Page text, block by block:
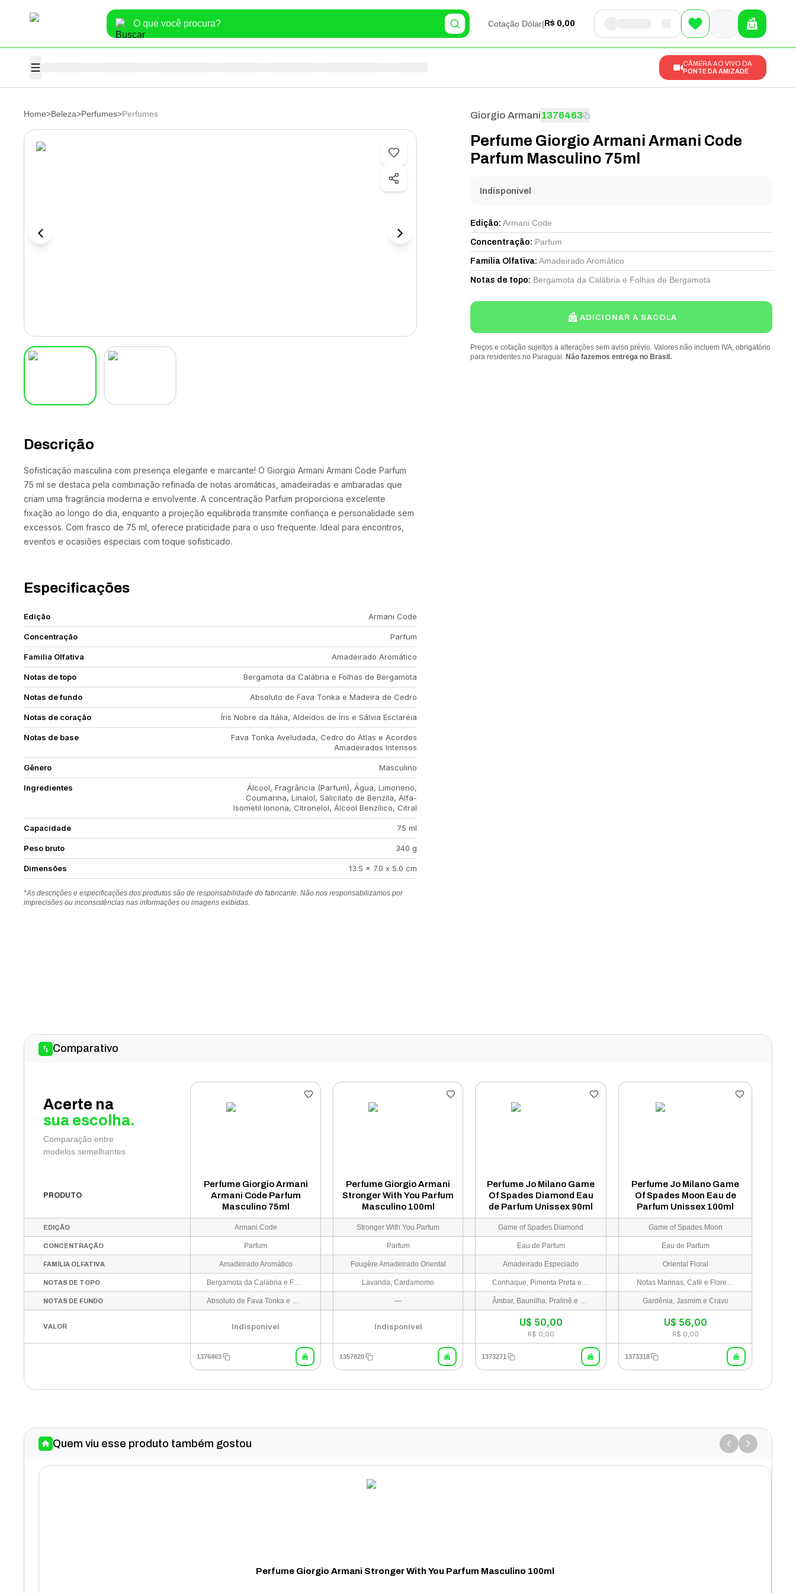
Cotação Dólar| R$ 0,00
CÂMERA AO VIVO DA
PONTE DA AMIZADE
Home>Beleza>Perfumes>Perfumes
Descrição
Sofisticação masculina com presença elegante e marcante! O Giorgio Armani Armani Code Parfum
75 ml se destaca pela combinação refinada de notas aromáticas, amadeiradas e ambaradas que
criam uma fragrância moderna e envolvente. A concentração Parfum proporciona excelente
fixação ao longo do dia, enquanto a projeção equilibrada transmite confiança e personalidade sem
excessos. Com frasco de 75 ml, oferece praticidade para o uso frequente. Ideal para encontros,
eventos e ocasiões especiais com toque sofisticado.
Especificações
Edição Armani Code
Concentração Parfum
Família Olfativa Amadeirado Aromático
Notas de topo Bergamota da Calábria e Folhas de Bergamota
Notas de fundo Absoluto de Fava Tonka e Madeira de Cedro
Notas de coração Íris Nobre da Itália, Aldeídos de Íris e Sálvia Esclaréia
Notas de base
Fava Tonka Aveludada, Cedro do Atlas e Acordes
Amadeirados Intensos
Gênero Masculino
Ingredientes
Álcool, Fragrância (Parfum), Água, Limoneno,
Coumarina, Linalol, Salicilato de Benzila, Alfa-
Isometil Ionona, Citronelol, Álcool Benzílico, Citral
Capacidade 75 ml
Peso bruto 340 g
Dimensões 13.5 x 7.0 x 5.0 cm
*As descrições e especificações dos produtos são de responsabilidade do fabricante. Não nos responsabilizamos por
imprecisões ou inconsistências nas informações ou imagens exibidas.
Giorgio Armani1376463
Perfume Giorgio Armani Armani Code
Parfum Masculino 75ml
Indisponível
Edição: Armani Code
Concentração: Parfum
Família Olfativa: Amadeirado Aromático
Notas de topo: Bergamota da Calábria e Folhas de Bergamota
ADICIONAR A SACOLA
Preços e cotação sujeitos a alterações sem aviso prévio. Valores não incluem IVA, obrigatório
para residentes no Paraguai. Não fazemos entrega no Brasil.
Comparativo
Acerte na
sua escolha.
Comparação entre
modelos semelhantes
PRODUTO
Perfume Giorgio Armani
Armani Code Parfum
Masculino 75ml
Perfume Giorgio Armani
Stronger With You Parfum
Masculino 100ml
Perfume Jo Milano Game
Of Spades Diamond Eau
de Parfum Unissex 90ml
Perfume Jo Milano Game
Of Spades Moon Eau de
Parfum Unissex 100ml
EDIÇÃO Armani Code Stronger With You Parfum Game of Spades Diamond Game of Spades Moon
CONCENTRAÇÃO Parfum Parfum Eau de Parfum Eau de Parfum
FAMÍLIA OLFATIVA Amadeirado Aromático Fougère Amadeirado Oriental Amadeirado Especiado Oriental Floral
NOTAS DE TOPO Bergamota da Calábria e Folhas de Bergamota Lavanda, Cardamomo Conhaque, Pimenta Preta e Laranja Notas Marinas, Café e Flores Brancas
NOTAS DE FUNDO Absoluto de Fava Tonka e Madeira de Cedro — Âmbar, Baunilha, Pralinê e Sândalo Gardênia, Jasmim e Cravo
VALOR Indisponível Indisponível U$ 50,00
R$ 0,00
U$ 56,00
R$ 0,00
1376463 1357820 1373271 1373318
Quem viu esse produto também gostou
Perfume Giorgio Armani Stronger With You Parfum Masculino 100ml